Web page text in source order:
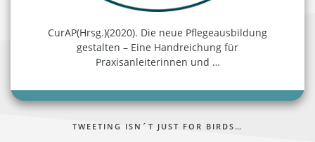
CurAP(Hrsg.)(2020). Die neue Pflegeausbildung
gestalten – Eine Handreichung für
Praxisanleiterinnen und …
TWEETING ISN´T JUST FOR BIRDS…